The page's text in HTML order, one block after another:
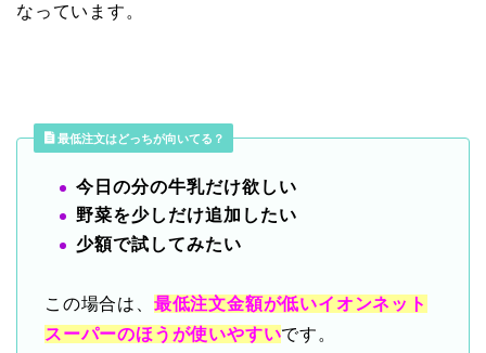
なっています。
最低注文はどっちが向いてる？
今日の分の牛乳だけ欲しい
野菜を少しだけ追加したい
少額で試してみたい
この場合は、 最低注文金額が低いイオンネット
スーパーのほうが使いやすいです。